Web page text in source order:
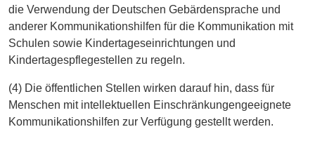
die Verwendung der Deutschen Gebärdensprache und
anderer Kommunikationshilfen für die Kommunikation mit
Schulen sowie Kindertageseinrichtungen und
Kindertagespflegestellen zu regeln.
(4) Die öffentlichen Stellen wirken darauf hin, dass für
Menschen mit intellektuellen Einschränkungengeeignete
Kommunikationshilfen zur Verfügung gestellt werden.